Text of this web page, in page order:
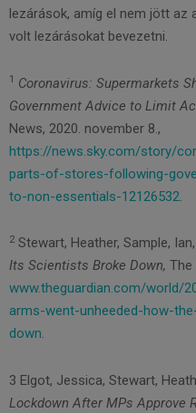
lezárások, amíg el nem jött az
volt lezárásokat bevezetni.
1
Coronavirus: Supermarkets
Government Advice to Limit
News, 2020. november 8.,
https://news.sky.com/story/
parts-of-stores-following-
to-non-essentials-12126532.
2 Stewart, Heather, Sample, Ian,
Its Scientists Broke Down, The
www.theguardian.com/world/
arms-went-unheeded-how-
down.
3 Elgot, Jessica, Stewart,
Lockdown After MPs Approve